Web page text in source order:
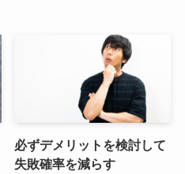
必ずデメリットを検討して
失敗確率を減らす